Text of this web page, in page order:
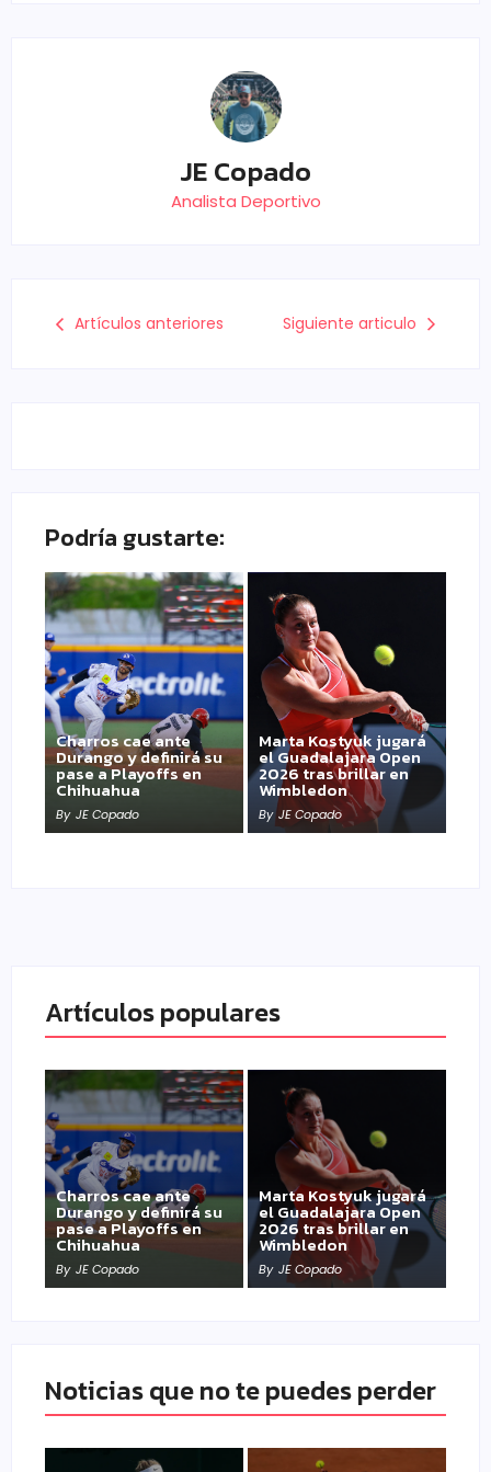
JE Copado
Analista Deportivo
Artículos anteriores Siguiente articulo
Podría gustarte:
Charros cae ante
Durango y definirá su
pase a Playoffs en
Chihuahua
By JE Copado
Marta Kostyuk jugará
el Guadalajara Open
2026 tras brillar en
Wimbledon
By JE Copado
Artículos populares
Charros cae ante
Durango y definirá su
pase a Playoffs en
Chihuahua
By JE Copado
Marta Kostyuk jugará
el Guadalajara Open
2026 tras brillar en
Wimbledon
By JE Copado
Noticias que no te puedes perder